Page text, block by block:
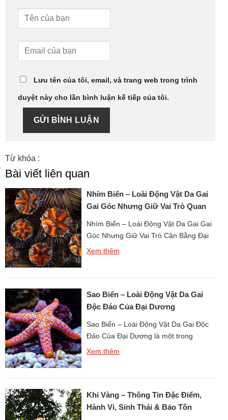
Lưu tên của tôi, email, và trang web trong trình
duyệt này cho lần bình luận kế tiếp của tôi.
GỬI BÌNH LUẬN
Từ khóa :
Bài viết liên quan
Nhím Biển – Loài Động Vật Da Gai
Gai Góc Nhưng Giữ Vai Trò Quan
Nhím Biển – Loài Động Vật Da Gai Gai
Góc Nhưng Giữ Vai Trò Cân Bằng Đại
Dương là một sinh vật biển quen thuộc
cần một bước chân sơ ý khi […]
Xem thêm
Sao Biển – Loài Động Vật Da Gai
Độc Đáo Của Đại Dương
Sao Biển – Loài Động Vật Da Gai Độc
Đáo Của Đại Dương là một trong
những hình ảnh quen thuộc và mang
dưới đáy biển, sao biển không chỉ thu
hút […]
Xem thêm
Khỉ Vàng – Thông Tin Đặc Điểm,
Hành Vi, Sinh Thái & Bảo Tồn